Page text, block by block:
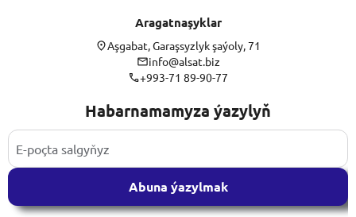
Aragatnaşyklar
Aşgabat, Garaşsyzlyk şaýoly, 71
info@alsat.biz
+993-71 89-90-77
Habarnamamyza ýazylyň
Abuna ýazylmak